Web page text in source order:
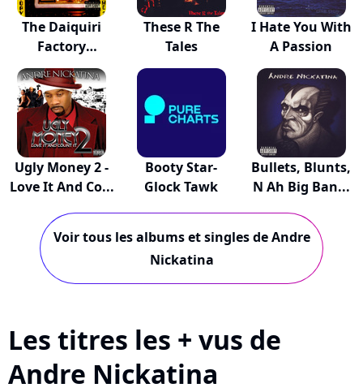
The Daiquiri
Factory
Cocaine...
These R The
Tales
I Hate You With
A Passion
Ugly Money 2 -
Love It And Co...
Booty Star-
Glock Tawk
Bullets, Blunts,
N Ah Big Ban...
Voir tous les albums et singles de Andre
Nickatina
Les titres les + vus de
Andre Nickatina